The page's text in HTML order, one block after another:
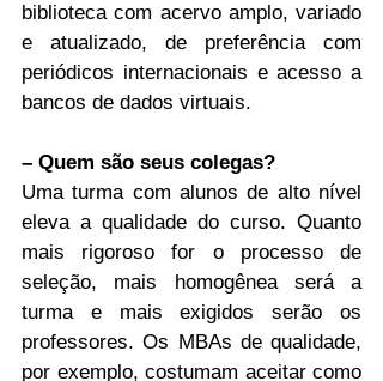
biblioteca com acervo amplo, variado
e atualizado, de preferência com
periódicos internacionais e acesso a
bancos de dados virtuais.
– Quem são seus colegas?
Uma turma com alunos de alto nível
eleva a qualidade do curso. Quanto
mais rigoroso for o processo de
seleção, mais homogênea será a
turma e mais exigidos serão os
professores. Os MBAs de qualidade,
por exemplo, costumam aceitar como